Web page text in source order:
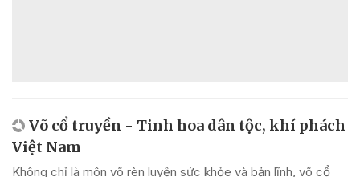
Võ cổ truyền - Tinh hoa dân tộc, khí phách
Việt Nam
Không chỉ là môn võ rèn luyện sức khỏe và bản lĩnh, võ cổ